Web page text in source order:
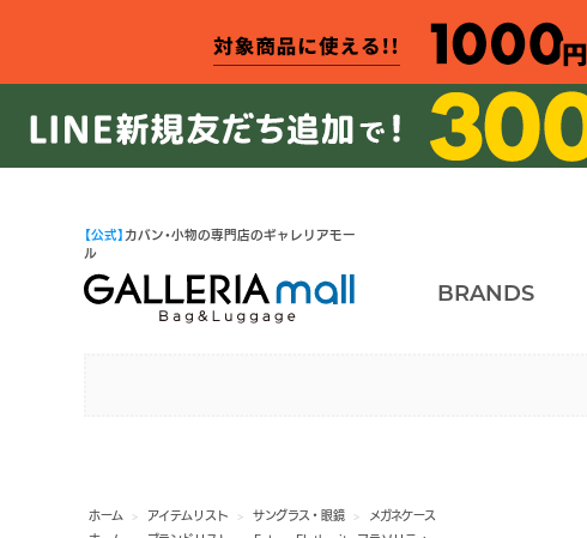
【公式】 カバン・小物の専門店のギャレリアモー
ル
BRANDS
ホーム > アイテムリスト > サングラス・眼鏡 >
メガネケース